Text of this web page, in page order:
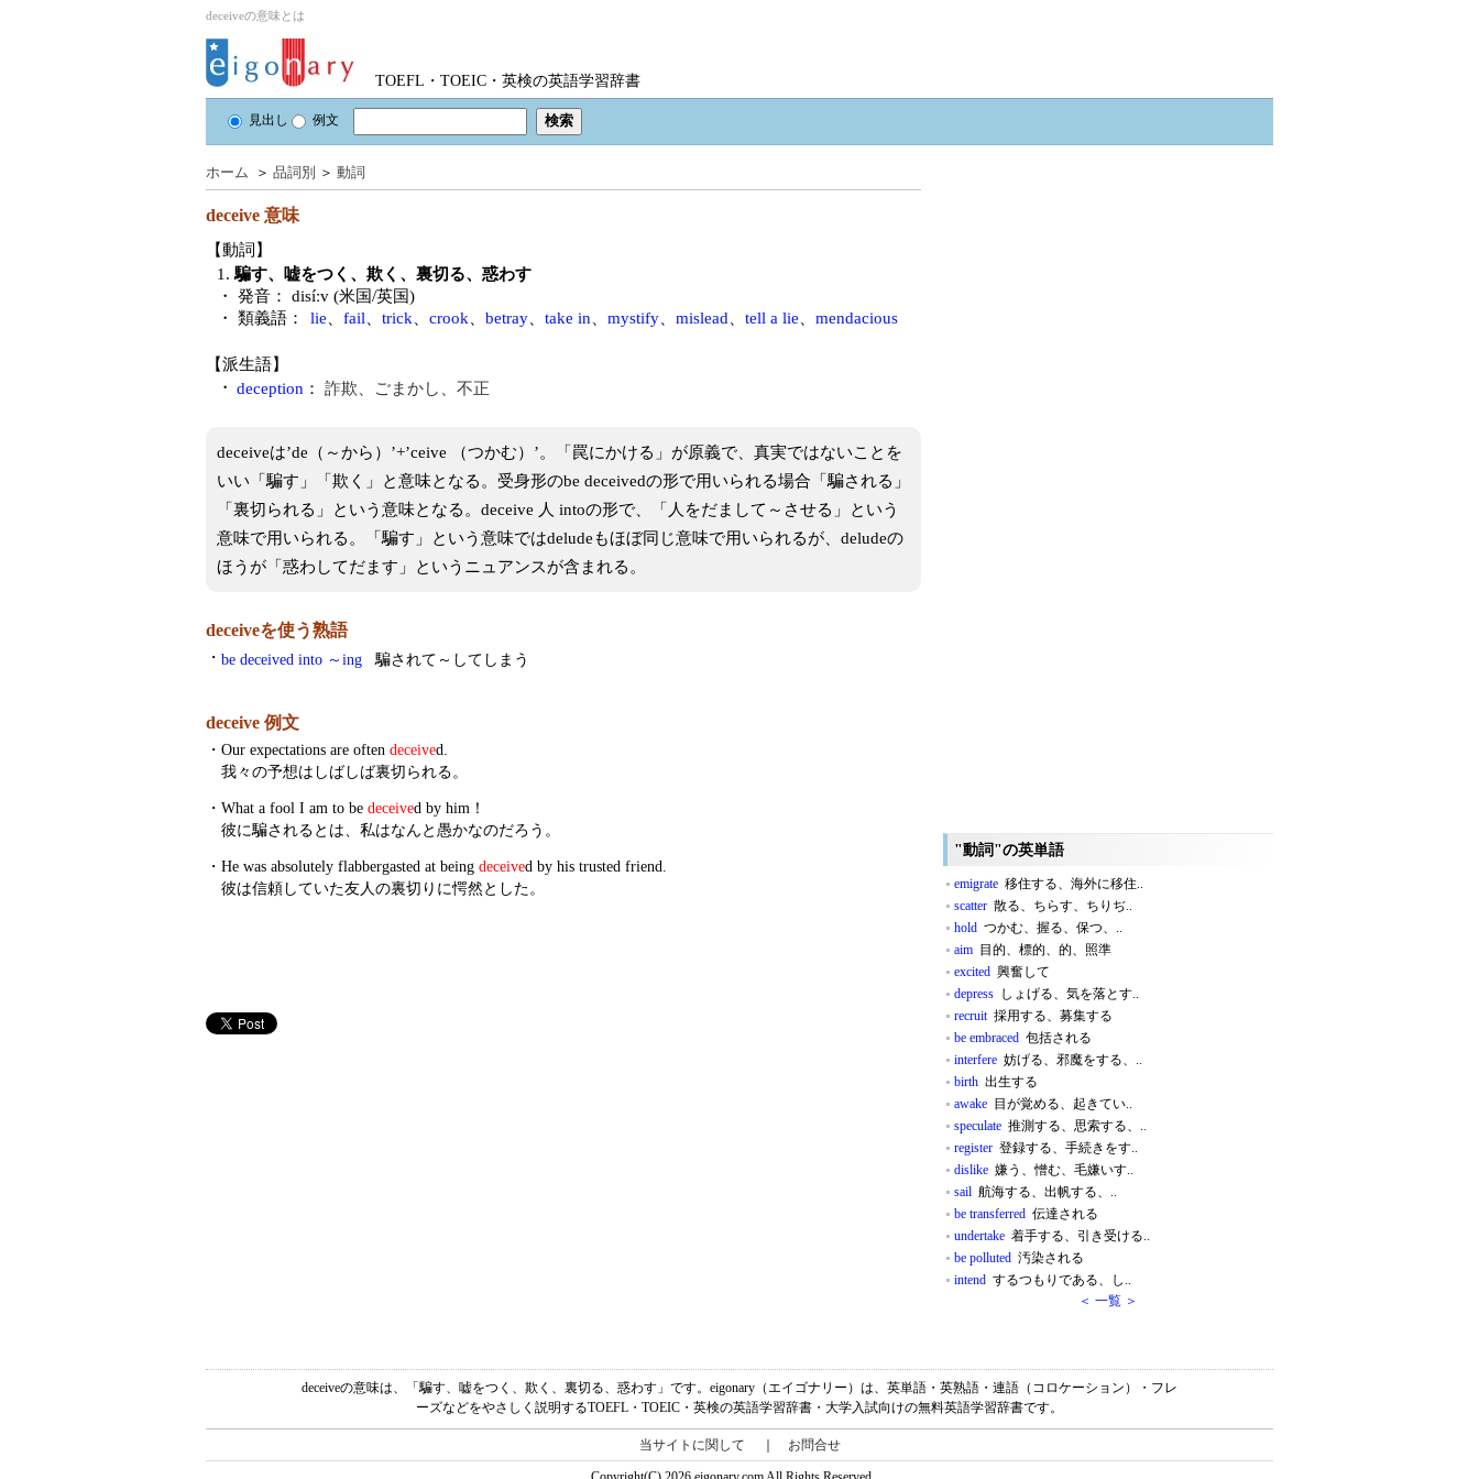
deceiveの意味とは
TOEFL・TOEIC・英検の英語学習辞書
見出し 例文
ホーム ＞ 品詞別 ＞ 動詞
deceive 意味
【動詞】
1. 騙す、嘘をつく、欺く、裏切る、惑わす
・ 発音：
disíːv (米国/英国)
・ 類義語：
lie fail trick crook betray take in mystify mislead tell a lie mendacious
【派生語】
・ deception ： 詐欺、ごまかし、不正
deceiveは’de（～から）’+’ceive （つかむ）’。「罠にかける」が原義で、真実ではないことを
いい「騙す」「欺く」と意味となる。受身形のbe deceivedの形で用いられる場合「騙される」
「裏切られる」という意味となる。deceive 人 intoの形で、「人をだまして～させる」という
意味で用いられる。「騙す」という意味ではdeludeもほぼ同じ意味で用いられるが、deludeの
ほうが「惑わしてだます」というニュアンスが含まれる。
deceiveを使う熟語
・ be deceived into ～ing 騙されて～してしまう
deceive 例文
・ Our expectations are often deceived.
我々の予想はしばしば裏切られる。
・ What a fool I am to be deceived by him！
彼に騙されるとは、私はなんと愚かなのだろう。
・ He was absolutely flabbergasted at being deceived by his trusted friend.
彼は信頼していた友人の裏切りに愕然とした。
"動詞"の英単語
emigrate 移住する、海外に移住..
scatter 散る、ちらす、ちりぢ..
hold つかむ、握る、保つ、..
aim 目的、標的、的、照準
excited 興奮して
depress しょげる、気を落とす..
recruit採用する、募集する
be embraced 包括される
interfere 妨げる、邪魔をする、..
birth 出生する
awake 目が覚める、起きてい..
speculate 推測する、思索する、..
register 登録する、手続きをす..
dislike 嫌う、憎む、毛嫌いす..
sail 航海する、出帆する、..
be transferred 伝達される
undertake 着手する、引き受ける..
be polluted 汚染される
intend するつもりである、し..
＜ 一覧 ＞
deceiveの意味は、「騙す、嘘をつく、欺く、裏切る、惑わす」です。eigonary（エイゴナリー）は、英単語・英熟語・連語（コロケーション）・フレ
ーズなどをやさしく説明するTOEFL・TOEIC・英検の英語学習辞書・大学入試向けの無料英語学習辞書です。
当サイトに関して お問合せ